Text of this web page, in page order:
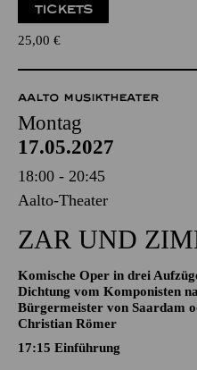
Urban Dance Battle - UDD Pro
25,00€
AALTO MUSIKTHEATER
Montag
17.05.2027
18:00 - 20:45
ZAR UND
Komische Oper in drei
Dichtung vom Komponisten